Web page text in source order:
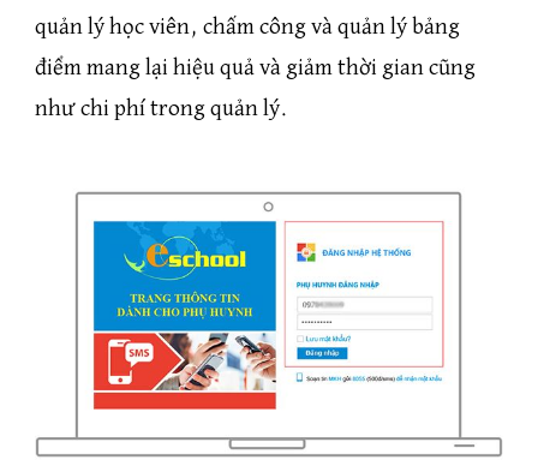
quản lý học viên, chấm công và quản lý bảng
điểm mang lại hiệu quả và giảm thời gian cũng
như chi phí trong quản lý.